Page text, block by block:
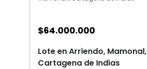
$64.000.000
Lote en Arriendo, Mamonal,
Cartagena de Indias